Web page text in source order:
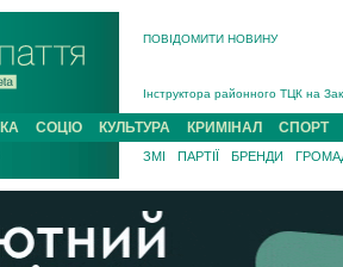
ПОВІДОМИТИ НОВИНУ
Інструктора районного ТЦК на
В Ужгороді попрощаються із
В Ужгороді 5 серпня
Підтвердили загибель
На війні з рф поліг військовий з
На війні загинув 26-річний
СОЦІО КУЛЬТУРА КРИМІНАЛ СПОРТ
ЗМІ ПАРТІЇ БРЕНДИ